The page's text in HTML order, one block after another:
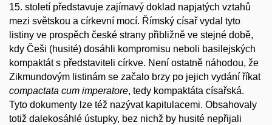
15. století představuje zajímavý doklad napjatých vztahů
mezi světskou a církevní mocí. Římský císař vydal tyto
listiny ve prospěch české strany přibližně ve stejné době,
kdy Češi (husité) dosáhli kompromisu neboli basilejských
kompaktát s představiteli církve. Není ostatně náhodou, že
Zikmundovým listinám se začalo brzy po jejich vydání říkat
compactata cum imperatore, tedy kompaktáta císařská.
Tyto dokumenty lze též nazývat kapitulacemi. Obsahovaly
totiž dalekosáhlé ústupky, bez nichž by husité nepřijali